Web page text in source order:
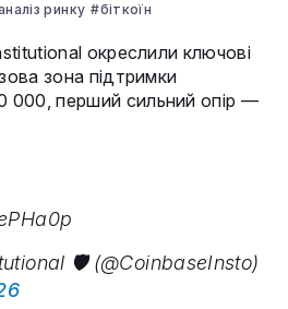
ринку #біткоїн
окреслили ключові
зона підтримки
000, перший сильний опір —
🛡️ (@CoinbaseInsto)